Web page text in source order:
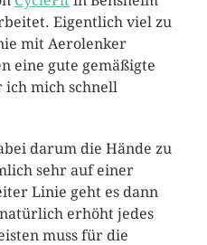
Eigentlich viel zu
mit Aerolenker
eine gute gemäßigte
ich mich schnell
darum die Hände zu
sehr auf einer
Linie geht es dann
erhöht jedes
muss für die